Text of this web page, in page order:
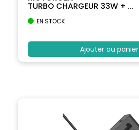
TURBO CHARGEUR 33W + ...
EN STOCK
Ajouter au panier